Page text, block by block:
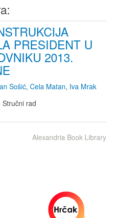
PRESIDENT U
2013.
Sošić, Cela Matan, Iva Mrak
rad
Alexandria Book Library